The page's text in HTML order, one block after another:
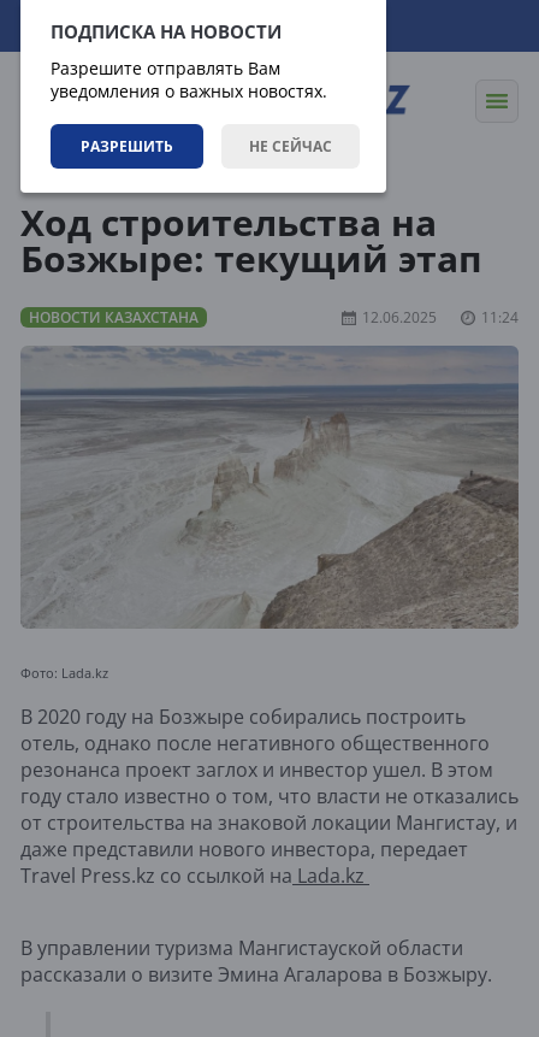
ПОДПИСКА НА НОВОСТИ
Разрешите отправлять Вам
уведомления о важных новостях.
РАЗРЕШИТЬ НЕ СЕЙЧАС
09.08.2026 10:12:51
Ход строительства на
Бозжыре: текущий этап
НОВОСТИ КАЗАХСТАНА 12.06.2025 11:24
Фото: Lada.kz
В 2020 году на Бозжыре собирались построить
отель, однако после негативного общественного
резонанса проект заглох и инвестор ушел. В этом
году стало известно о том, что власти не отказались
от строительства на знаковой локации Мангистау, и
даже представили нового инвестора, передает
Travel Press.kz со ссылкой на Lada.kz
В управлении туризма Мангистауской области
рассказали о визите Эмина Агаларова в Бозжыру.